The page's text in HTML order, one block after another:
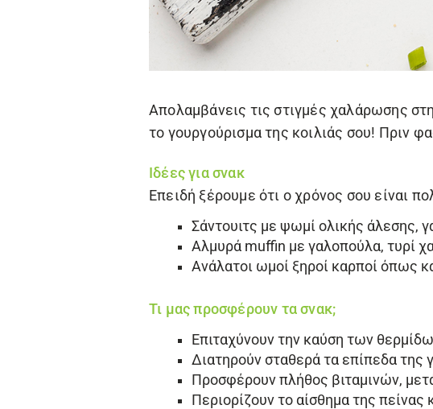
Απολαμβάνεις τις στιγμές χαλάρωσης
το γουργούρισμα της κοιλιάς σου! Πριν
Ιδέες για σνακ
Επειδή ξέρουμε ότι ο χρόνος σου είναι
Σάντουιτς με ψωμί ολικής άλεσης,
Αλμυρά muffin με γαλοπούλα, τυρί
Ανάλατοι ωμοί ξηροί καρποί όπως
Τι μας προσφέρουν τα σνακ;
Επιταχύνουν την καύση των
Διατηρούν σταθερά τα επίπεδα της
Προσφέρουν πλήθος βιταμινών,
Περιορίζουν το αίσθημα της